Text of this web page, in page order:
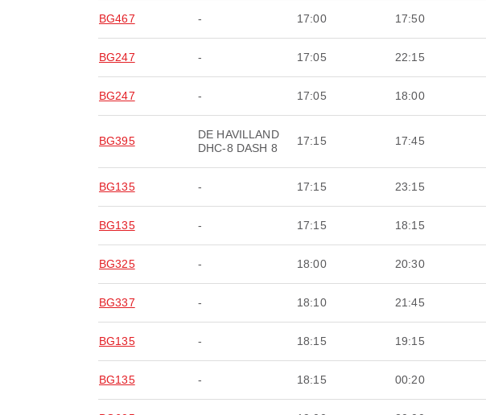
BG467 - 17:00 17:50
BG247 - 17:05 22:15
BG247 - 17:05 18:00
BG395
DE HAVILLAND
DHC-8 DASH 8
17:15 17:45
BG135 - 17:15 23:15
BG135 - 17:15 18:15
BG325 - 18:00 20:30
BG337 - 18:10 21:45
BG135 - 18:15 19:15
BG135 - 18:15 00:20